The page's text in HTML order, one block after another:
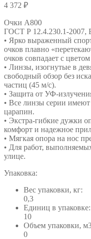
4 372 ₽
Очки А800
ГОСТ Р 12.4.230.1-2007,
• Ярко выраженный
очков плавно
очков совпадает с
• Линзы, изогнутые в
свободный обзор без
частиц (45 м/с).
• Защита от УФ-
• Все линзы серии
царапин.
• Экстра-гибкие дужки
комфорт и надежное
• Мягкая опора на нос
• Для работ,
улице.
Упаковка:
Вес упаковки, кг:
0,3
Единиц в упаковке:
10
Объем упаковки,
0